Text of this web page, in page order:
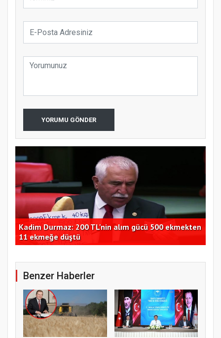
YORUMU GÖNDER
Kadim Durmaz: 200 TL'nin alım gücü 500 ekmekten
11 ekmeğe düştü
Benzer Haberler